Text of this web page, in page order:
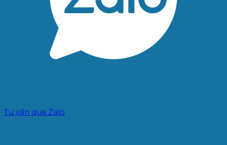
Tư vấn qua Zalo